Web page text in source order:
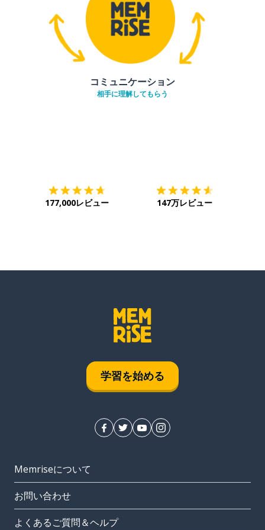
コミュニケーション
相手に理解してもらう
177,000レビュー 147万レビュー
学習を始める
Memriseについて
お問い合わせ
よくあるご質問＆ヘルプ